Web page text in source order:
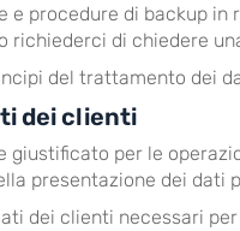
procedure di backup
richiederci di chiedere
del trattamento dei
dei clienti
per le
presentazione dei dati
dei clienti necessari